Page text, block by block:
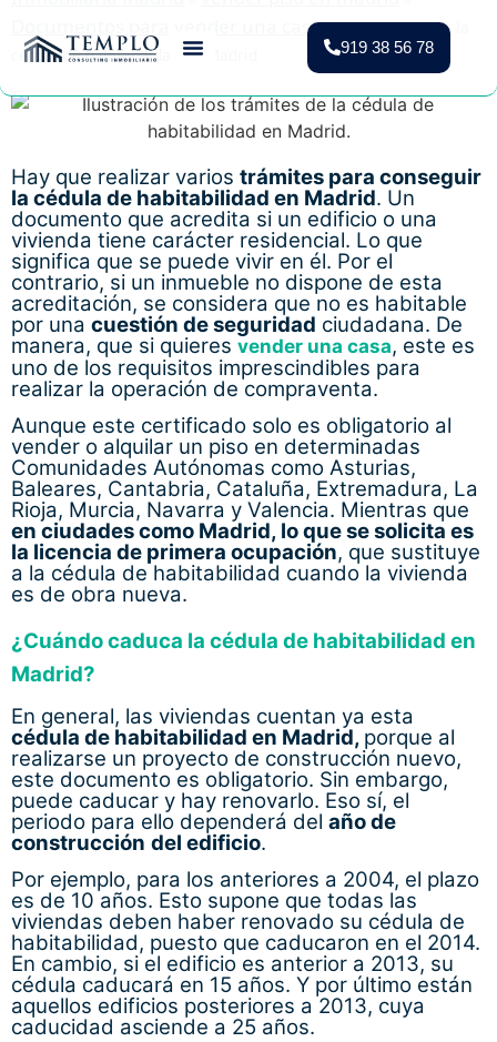
919 38 56 78
Documentos para vender una casa»Los trámites de la
cédula de habitabilidad en Madrid
Hay que realizar varios trámites para conseguir
la cédula de habitabilidad en Madrid. Un
documento que acredita si un edificio o una
vivienda tiene carácter residencial. Lo que
significa que se puede vivir en él. Por el
contrario, si un inmueble no dispone de esta
acreditación, se considera que no es habitable
por una cuestión de seguridad ciudadana. De
manera, que si quieres vender una casa, este es
uno de los requisitos imprescindibles para
realizar la operación de compraventa.
Aunque este certificado solo es obligatorio al
vender o alquilar un piso en determinadas
Comunidades Autónomas como Asturias,
Baleares, Cantabria, Cataluña, Extremadura, La
Rioja, Murcia, Navarra y Valencia. Mientras que
en ciudades como Madrid, lo que se solicita es
la licencia de primera ocupación, que sustituye
a la cédula de habitabilidad cuando la vivienda
es de obra nueva.
¿Cuándo caduca la cédula de habitabilidad en
Madrid?
En general, las viviendas cuentan ya esta
cédula de habitabilidad en Madrid, porque al
realizarse un proyecto de construcción nuevo,
este documento es obligatorio. Sin embargo,
puede caducar y hay renovarlo. Eso sí, el
periodo para ello dependerá del año de
construcción del edificio.
Por ejemplo, para los anteriores a 2004, el plazo
es de 10 años. Esto supone que todas las
viviendas deben haber renovado su cédula de
habitabilidad, puesto que caducaron en el 2014.
En cambio, si el edificio es anterior a 2013, su
cédula caducará en 15 años. Y por último están
aquellos edificios posteriores a 2013, cuya
caducidad asciende a 25 años.